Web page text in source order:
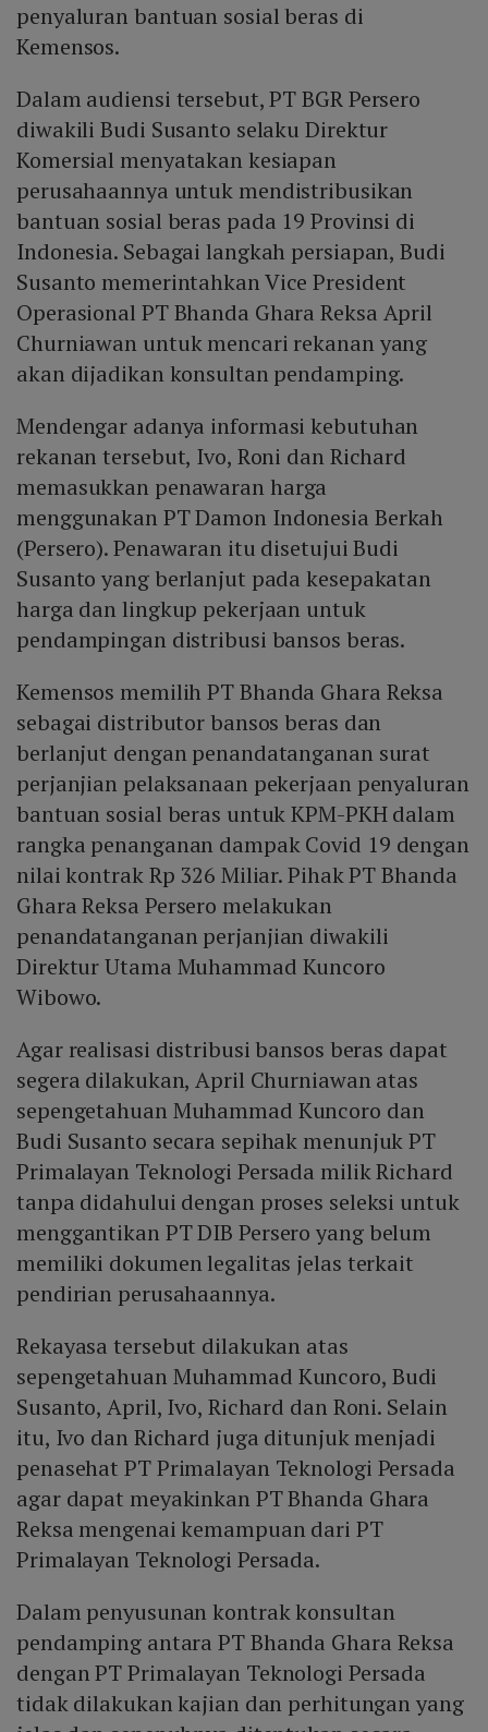
penyaluran bantuan sosial beras di
Kemensos.
Dalam audiensi tersebut, PT BGR Persero
diwakili Budi Susanto selaku Direktur
Komersial menyatakan kesiapan
perusahaannya untuk mendistribusikan
bantuan sosial beras pada 19 Provinsi di
Indonesia. Sebagai langkah persiapan, Budi
Susanto memerintahkan Vice President
Operasional PT Bhanda Ghara Reksa April
Churniawan untuk mencari rekanan yang
akan dijadikan konsultan pendamping.
Mendengar adanya informasi kebutuhan
rekanan tersebut, Ivo, Roni dan Richard
memasukkan penawaran harga
menggunakan PT Damon Indonesia Berkah
(Persero). Penawaran itu disetujui Budi
Susanto yang berlanjut pada kesepakatan
harga dan lingkup pekerjaan untuk
pendampingan distribusi bansos beras.
Kemensos memilih PT Bhanda Ghara Reksa
sebagai distributor bansos beras dan
berlanjut dengan penandatanganan surat
perjanjian pelaksanaan pekerjaan penyaluran
bantuan sosial beras untuk KPM-PKH dalam
rangka penanganan dampak Covid 19 dengan
nilai kontrak Rp 326 Miliar. Pihak PT Bhanda
Ghara Reksa Persero melakukan
penandatanganan perjanjian diwakili
Direktur Utama Muhammad Kuncoro
Wibowo.
Agar realisasi distribusi bansos beras dapat
segera dilakukan, April Churniawan atas
sepengetahuan Muhammad Kuncoro dan
Budi Susanto secara sepihak menunjuk PT
Primalayan Teknologi Persada milik Richard
tanpa didahului dengan proses seleksi untuk
menggantikan PT DIB Persero yang belum
memiliki dokumen legalitas jelas terkait
pendirian perusahaannya.
Rekayasa tersebut dilakukan atas
sepengetahuan Muhammad Kuncoro, Budi
Susanto, April, Ivo, Richard dan Roni. Selain
itu, Ivo dan Richard juga ditunjuk menjadi
penasehat PT Primalayan Teknologi Persada
agar dapat meyakinkan PT Bhanda Ghara
Reksa mengenai kemampuan dari PT
Primalayan Teknologi Persada.
Dalam penyusunan kontrak konsultan
pendamping antara PT Bhanda Ghara Reksa
dengan PT Primalayan Teknologi Persada
tidak dilakukan kajian dan perhitungan yang